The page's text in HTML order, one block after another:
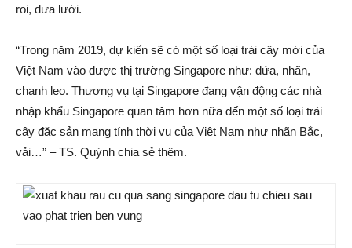
roi, dưa lưới.
“Trong năm 2019, dự kiến sẽ có một số loại trái cây mới của
Việt Nam vào được thị trường Singapore như: dứa, nhãn,
chanh leo. Thương vụ tại Singapore đang vận động các nhà
nhập khẩu Singapore quan tâm hơn nữa đến một số loại trái
cây đặc sản mang tính thời vụ của Việt Nam như nhãn Bắc,
vải…” – TS. Quỳnh chia sẻ thêm.